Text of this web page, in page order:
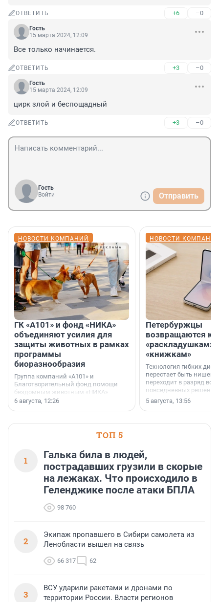
ОТВЕТИТЬ +6 –0
Гость
15 марта 2024, 12:09
Все только начинается.
ОТВЕТИТЬ +3 –0
Гость
15 марта 2024, 12:09
цирк злой и беспощадный
ОТВЕТИТЬ +3 –0
Гость
Войти
Отправить
НОВОСТИ КОМПАНИЙ
ГК «А101» и фонд «НИКА»
объединяют усилия для
защиты животных в рамках
программы
биоразнообразия
Группа компаний «А101» и
Благотворительный фонд помощи
бездомным животным «НИКА»
заключили соглашение о
6 августа, 12:26
НОВОСТИ
Петербуржцы
возвращаются к
«раскладушкам»
«книжкам»
Технология гибких
перестает быть
переходит в разряд
повседневных
5 августа, 13:56
ТОП 5
1
Галька била в людей,
пострадавших грузили в скорые
на лежаках. Что происходило в
Геленджике после атаки БПЛА
98 760
2
Экипаж пропавшего в Сибири самолета из
Ленобласти вышел на связь
66 317 62
3
ВСУ ударили ракетами и дронами по
территории России. Власти регионов